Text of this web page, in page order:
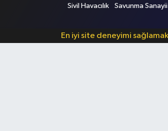
Sivil Havacılık Savunma Sanayii
En iyi site deneyimi